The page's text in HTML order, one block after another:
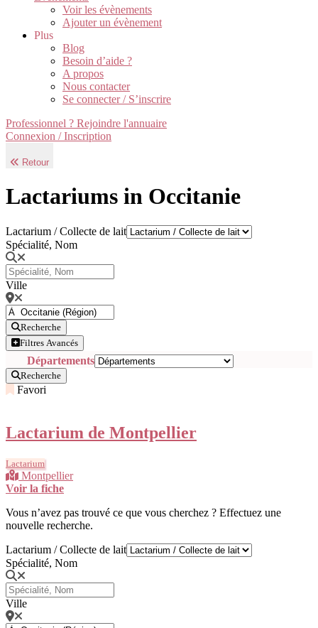
Voir les évènements
Ajouter un évènement
Plus
Blog
Besoin d’aide ?
A propos
Nous contacter
Se connecter / S’inscrire
Professionnel ? Rejoindre l'annuaire
Connexion / Inscription
Retour
Lactariums in Occitanie
Lactarium / Collecte de lait
Spécialité, Nom
Ville
Recherche
Filtres Avancés
Départements
Recherche
Favori
Lactarium de Montpellier
Lactarium
Montpellier
Voir la fiche
Vous n’avez pas trouvé ce que vous cherchez ? Effectuez une
nouvelle recherche.
Lactarium / Collecte de lait
Spécialité, Nom
Ville